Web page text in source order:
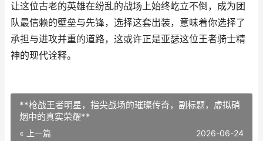
让这位古老的英雄在纷乱的战场上始终屹立不倒，成为团
队最信赖的壁垒与先锋，选择这套出装，意味着你选择了
承担与进攻并重的道路，这或许正是亚瑟这位王者骑士精
神的现代诠释。
**枪战王者明星，指尖战场的璀璨传奇，副标题，虚拟硝
烟中的真实荣耀**
« 上一篇 2026-06-24